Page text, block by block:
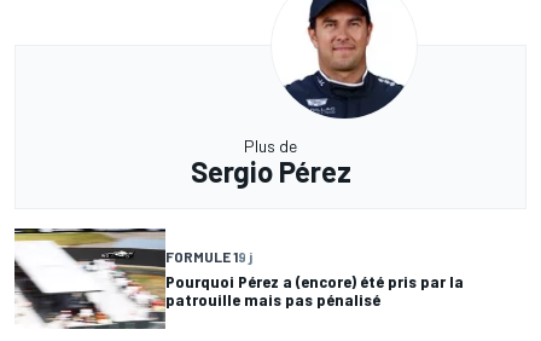
Plus de
Sergio Pérez
FORMULE 19 j
Pourquoi Pérez a (encore) été pris par la
patrouille mais pas pénalisé